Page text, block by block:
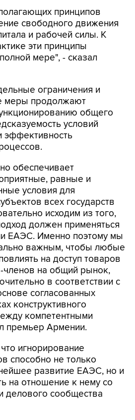
принципов
свободного движения
и рабочей силы. К
эти принципы
мере", - сказал
ограничения и
меры продолжают
общего
условий
эффективность
обеспечивает
равные и
условия для
всех государств
исходим из того,
должен применяться
ЕАЭС. Именно поэтому мы
важным, чтобы любые
на доступ товаров
членов на общий рынок,
в соответствии с
согласованных
конструктивного
компетентными
премьер Армении.
игнорирование
способно не только
развитие ЕАЭС, но и
на отношение к нему со
делового сообщества